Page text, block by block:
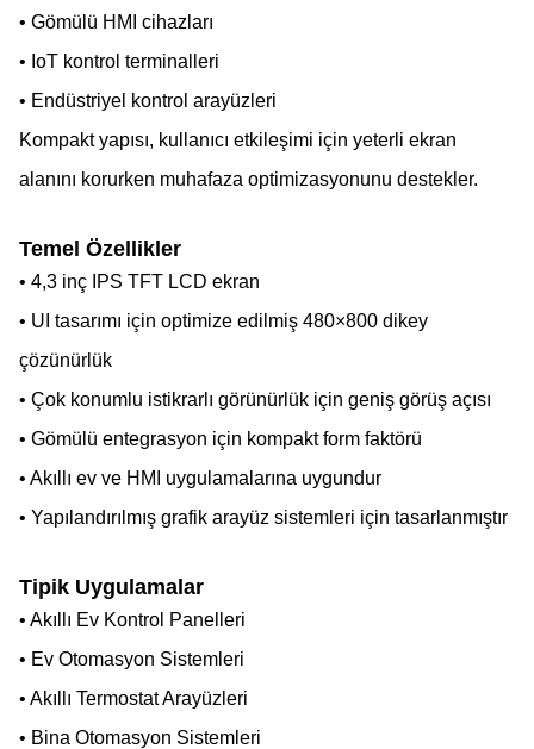
• Gömülü HMI cihazları
• IoT kontrol terminalleri
• Endüstriyel kontrol arayüzleri
Kompakt yapısı, kullanıcı etkileşimi için yeterli ekran
alanını korurken muhafaza optimizasyonunu destekler.
Temel Özellikler
• 4,3 inç IPS TFT LCD ekran
• UI tasarımı için optimize edilmiş 480×800 dikey
çözünürlük
• Çok konumlu istikrarlı görünürlük için geniş görüş açısı
• Gömülü entegrasyon için kompakt form faktörü
• Akıllı ev ve HMI uygulamalarına uygundur
• Yapılandırılmış grafik arayüz sistemleri için tasarlanmıştır
Tipik Uygulamalar
• Akıllı Ev Kontrol Panelleri
• Ev Otomasyon Sistemleri
• Akıllı Termostat Arayüzleri
• Bina Otomasyon Sistemleri